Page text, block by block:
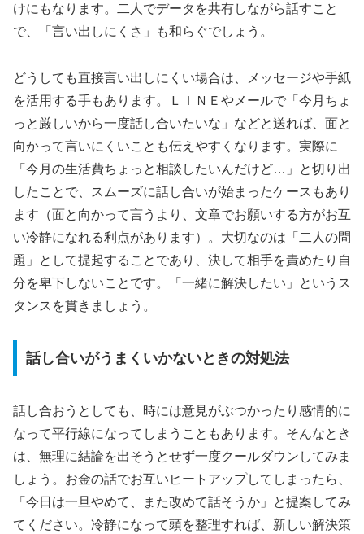
けにもなります。二人でデータを共有しながら話すこと
で、「言い出しにくさ」も和らぐでしょう。
どうしても直接言い出しにくい場合は、メッセージや手紙
を活用する手もあります。ＬＩＮＥやメールで「今月ちょ
っと厳しいから一度話し合いたいな」などと送れば、面と
向かって言いにくいことも伝えやすくなります。実際に
「今月の生活費ちょっと相談したいんだけど…」と切り出
したことで、スムーズに話し合いが始まったケースもあり
ます（面と向かって言うより、文章でお願いする方がお互
い冷静になれる利点があります）。大切なのは「二人の問
題」として提起することであり、決して相手を責めたり自
分を卑下しないことです。「一緒に解決したい」というス
タンスを貫きましょう。
話し合いがうまくいかないときの対処法
話し合おうとしても、時には意見がぶつかったり感情的に
なって平行線になってしまうこともあります。そんなとき
は、無理に結論を出そうとせず一度クールダウンしてみま
しょう。お金の話でお互いヒートアップしてしまったら、
「今日は一旦やめて、また改めて話そうか」と提案してみ
てください。冷静になって頭を整理すれば、新しい解決策